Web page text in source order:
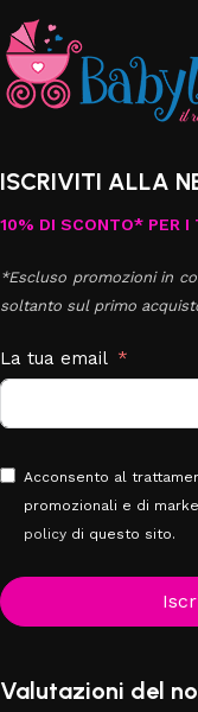
ISCRIVITI ALLA
10% DI SCONTO* PER I
*Escluso promozioni in
soltanto sul primo
La tua email
Acconsento al
promozionali e di
policy di questo sito.
Valutazioni del